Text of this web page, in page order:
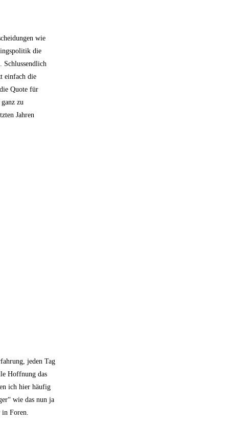
wie
die
Schlussendlich
einfach die
Quote für
zu
Jahren
jeden Tag
Hoffnung das
ich hier häufig
wie das nun ja
Foren.